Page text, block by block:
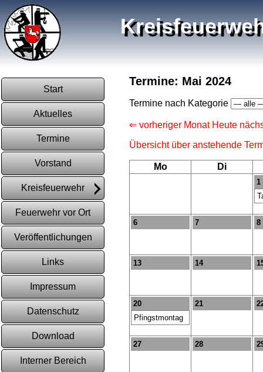
Start
Aktuelles
Termine
Vorstand
Kreisfeuerwehr
Feuerwehr vor Ort
Veröffentlichungen
Links
Impressum
Datenschutz
Download
Interner Bereich
Termine: Mai 2024
Termine nach Kategorie
⇐ vorheriger Monat Heute
Übersicht über anstehende
Mo Di
1
6 7 8
13 14
20
Pfingstmontag
21
27 28